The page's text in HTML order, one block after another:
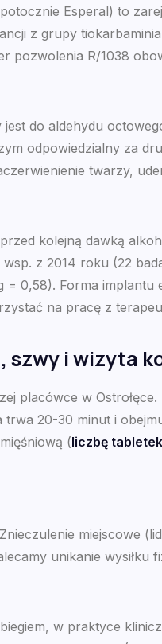
Esperal) to
z grupy
pozwolenia R/1038
do aldehydu
odpowiedzialny za
twarzy,
kolejną dawką
z 2014 roku (22
0,58). Forma
na pracę z
szwy i wizyta
placówce w
20-30 minut i
(liczbę
miejscowe
unikanie
w praktyce